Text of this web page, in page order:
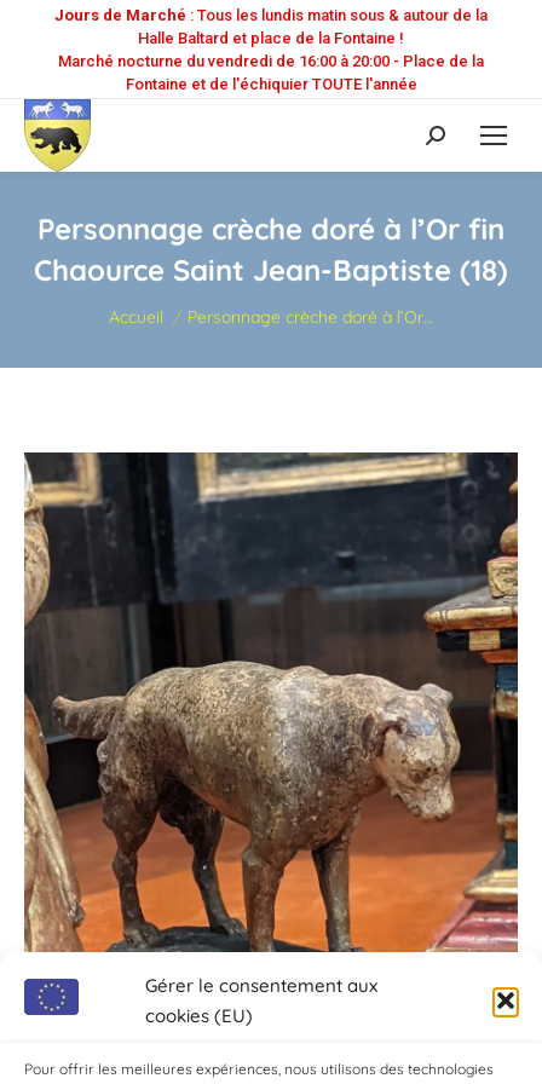
Gérer le consentement aux
cookies (EU)
Pour offrir les meilleures expériences, nous utilisons des technologies
Jours de Marché : Tous les lundis matin sous & autour de la
Halle Baltard et place de la Fontaine !
Marché nocturne du vendredi de 16:00 à 20:00 - Place de la
Fontaine et de l'échiquier TOUTE l'année
Recherche
:
Personnage crèche doré à l’Or fin
Chaource Saint Jean-Baptiste (18)
Vous êtes ici :
Accueil Personnage crèche doré à l’Or…